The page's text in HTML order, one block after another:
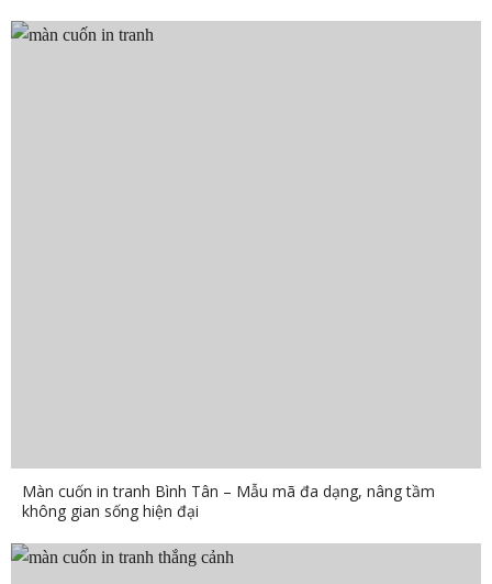
Màn cuốn in tranh Bình Tân – Mẫu mã đa dạng, nâng tầm
không gian sống hiện đại